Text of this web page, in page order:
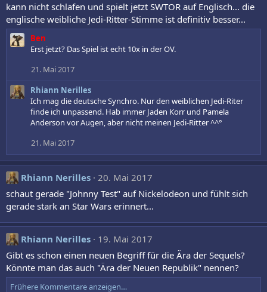
kann nicht schlafen und spielt jetzt SWTOR auf Englisch... die
englische weibliche Jedi-Ritter-Stimme ist definitiv besser...
Ben
Erst jetzt? Das Spiel ist echt 10x in der OV.
21. Mai 2017
Rhiann Nerilles
Ich mag die deutsche Synchro. Nur den weiblichen Jedi-Riter
finde ich unpassend. Hab immer Jaden Korr und Pamela
Anderson vor Augen, aber nicht meinen Jedi-Ritter ^^°
21. Mai 2017
Rhiann Nerilles 20. Mai 2017
schaut gerade "Johnny Test" auf Nickelodeon und fühlt sich
gerade stark an Star Wars erinnert...
Rhiann Nerilles
19. Mai 2017
Gibt es schon einen neuen Begriff für die Ära der Sequels?
Könnte man das auch "Ära der Neuen Republik" nennen?
Frühere Kommentare anzeigen…